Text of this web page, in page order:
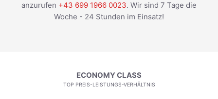
anzurufen +43 699 1966 0023. Wir sind 7 Tage die
Woche - 24 Stunden im Einsatz!
ECONOMY CLASS
TOP PREIS-LEISTUNGS-VERHÄLTNIS